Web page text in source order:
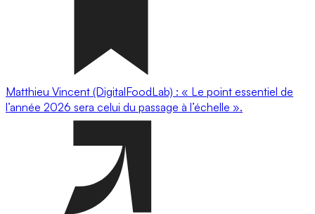
Matthieu Vincent (DigitalFoodLab) : « Le point essentiel de
l’année 2026 sera celui du passage à l’échelle ».